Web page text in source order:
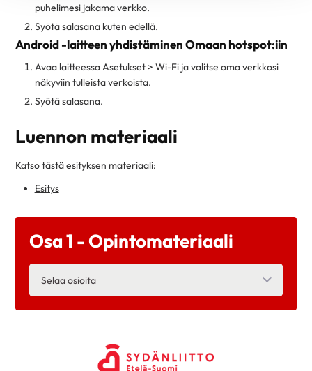
puhelimesi jakama verkko.
Syötä salasana kuten edellä.
Android -laitteen yhdistäminen Omaan hotspot:iin
Avaa laitteessa Asetukset > Wi-Fi ja valitse oma verkkosi
näkyviin tulleista verkoista.
Syötä salasana.
Luennon materiaali
Katso tästä esityksen materiaali:
Esitys
Osa 1 - Opintomateriaali
Selaa osioita